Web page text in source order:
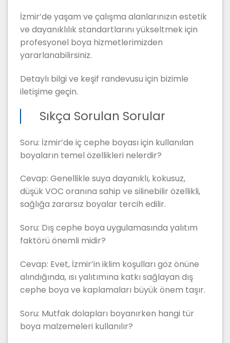
İzmir’de yaşam ve çalışma alanlarınızın estetik
ve dayanıklılık standartlarını yükseltmek için
profesyonel boya hizmetlerimizden
yararlanabilirsiniz.
Detaylı bilgi ve keşif randevusu için bizimle
iletişime geçin.
Sıkça Sorulan Sorular
Soru: İzmir’de iç cephe boyası için kullanılan
boyaların temel özellikleri nelerdir?
Cevap: Genellikle suya dayanıklı, kokusuz,
düşük VOC oranına sahip ve silinebilir özellikli,
sağlığa zararsız boyalar tercih edilir.
Soru: Dış cephe boya uygulamasında yalıtım
faktörü önemli midir?
Cevap: Evet, İzmir’in iklim koşulları göz önüne
alındığında, ısı yalıtımına katkı sağlayan dış
cephe boya ve kaplamaları büyük önem taşır.
Soru: Mutfak dolapları boyanırken hangi tür
boya malzemeleri kullanılır?